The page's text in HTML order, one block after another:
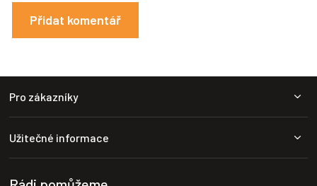
Přidat komentář
Pro zákazníky
Užitečné informace